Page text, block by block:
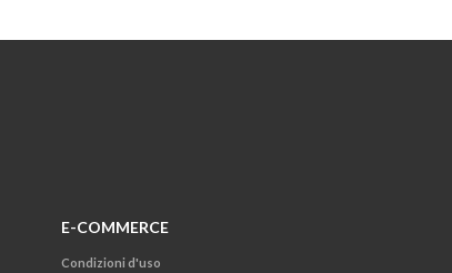
E-COMMERCE
Condizioni d'uso